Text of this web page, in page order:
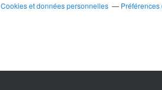
Cookies et données personnelles
Préférences